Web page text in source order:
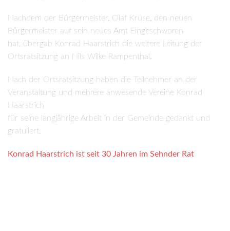
Nachdem der Bürgermeister, Olaf Kruse, den neuen
Bürgermeister auf sein neues Amt Eingeschworen
hat, übergab Konrad Haarstrich die weitere Leitung der
Ortsratsitzung an Nils Wilke Rampenthal.
Nach der Ortsratsitzung haben die Teilnehmer an der
Veranstaltung und mehrere anwesende Vereine Konrad
Haarstrich
für seine langjährige Arbeit in der Gemeinde gedankt und
gratuliert.
Konrad Haarstrich ist seit 30 Jahren im Sehnder Rat